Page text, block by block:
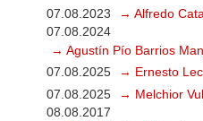
07.08.2023
→ Alfredo
07.08.2024
→ Agustín Pío Barrios
07.08.2025
→ Ernesto
07.08.2025
→ Melchior
08.08.2017